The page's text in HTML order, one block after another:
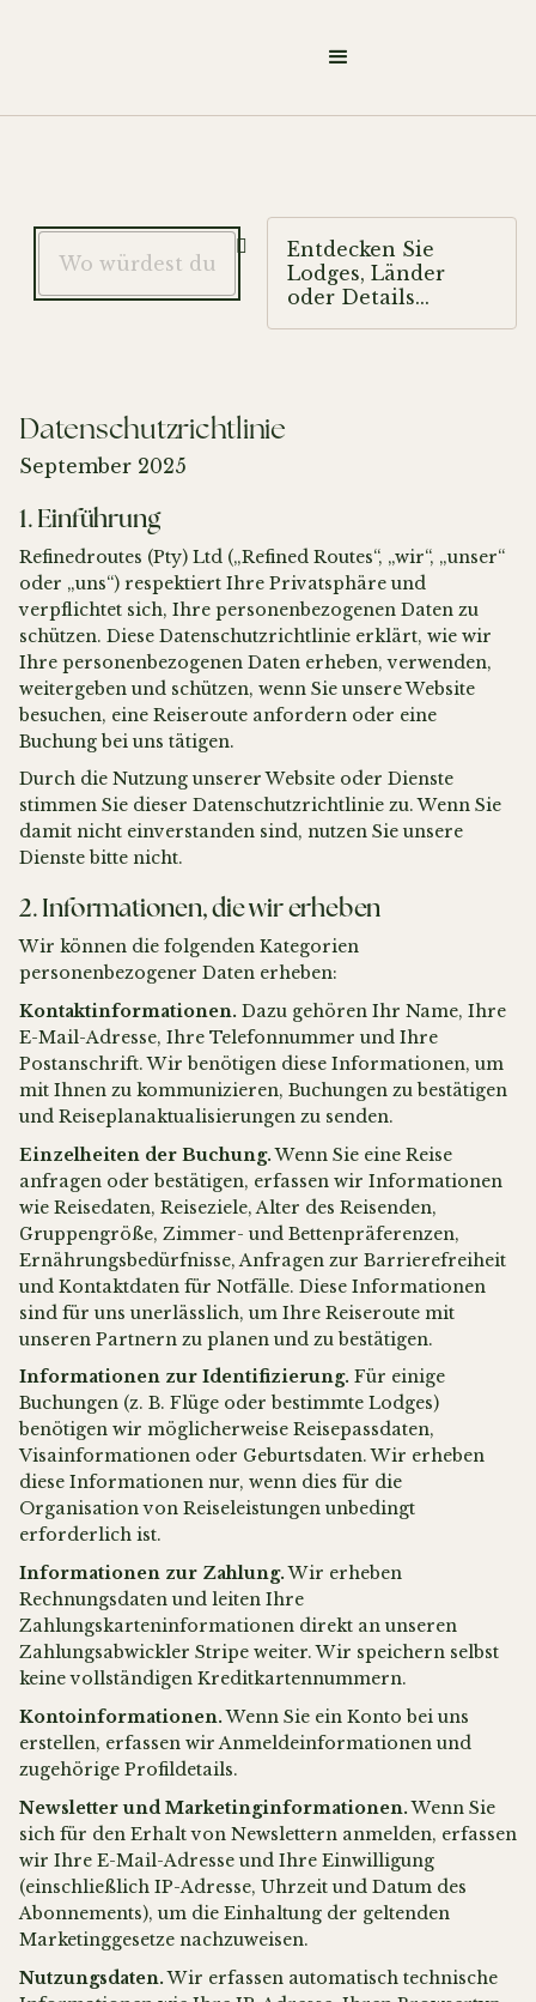

Entdecken Sie
Lodges, Länder
oder Details...
Datenschutzrichtlinie
September 2025
1. Einführung
Refinedroutes (Pty) Ltd („Refined Routes“, „wir“, „unser“
oder „uns“) respektiert Ihre Privatsphäre und
verpflichtet sich, Ihre personenbezogenen Daten zu
schützen. Diese Datenschutzrichtlinie erklärt, wie wir
Ihre personenbezogenen Daten erheben, verwenden,
weitergeben und schützen, wenn Sie unsere Website
besuchen, eine Reiseroute anfordern oder eine
Buchung bei uns tätigen.
Durch die Nutzung unserer Website oder Dienste
stimmen Sie dieser Datenschutzrichtlinie zu. Wenn Sie
damit nicht einverstanden sind, nutzen Sie unsere
Dienste bitte nicht.
2. Informationen, die wir erheben
Wir können die folgenden Kategorien
personenbezogener Daten erheben:
Kontaktinformationen. Dazu gehören Ihr Name, Ihre
E-Mail-Adresse, Ihre Telefonnummer und Ihre
Postanschrift. Wir benötigen diese Informationen, um
mit Ihnen zu kommunizieren, Buchungen zu bestätigen
und Reiseplanaktualisierungen zu senden.
Einzelheiten der Buchung.Wenn Sie eine Reise
anfragen oder bestätigen, erfassen wir Informationen
wie Reisedaten, Reiseziele, Alter des Reisenden,
Gruppengröße, Zimmer- und Bettenpräferenzen,
Ernährungsbedürfnisse, Anfragen zur Barrierefreiheit
und Kontaktdaten für Notfälle. Diese Informationen
sind für uns unerlässlich, um Ihre Reiseroute mit
unseren Partnern zu planen und zu bestätigen.
Informationen zur Identifizierung. Für einige
Buchungen (z. B. Flüge oder bestimmte Lodges)
benötigen wir möglicherweise Reisepassdaten,
Visainformationen oder Geburtsdaten. Wir erheben
diese Informationen nur, wenn dies für die
Organisation von Reiseleistungen unbedingt
erforderlich ist.
Informationen zur Zahlung.Wir erheben
Rechnungsdaten und leiten Ihre
Zahlungskarteninformationen direkt an unseren
Zahlungsabwickler Stripe weiter. Wir speichern selbst
keine vollständigen Kreditkartennummern.
Kontoinformationen.Wenn Sie ein Konto bei uns
erstellen, erfassen wir Anmeldeinformationen und
zugehörige Profildetails.
Newsletter und Marketinginformationen.Wenn Sie
sich für den Erhalt von Newslettern anmelden, erfassen
wir Ihre E-Mail-Adresse und Ihre Einwilligung
(einschließlich IP-Adresse, Uhrzeit und Datum des
Abonnements), um die Einhaltung der geltenden
Marketinggesetze nachzuweisen.
Nutzungsdaten.Wir erfassen automatisch technische